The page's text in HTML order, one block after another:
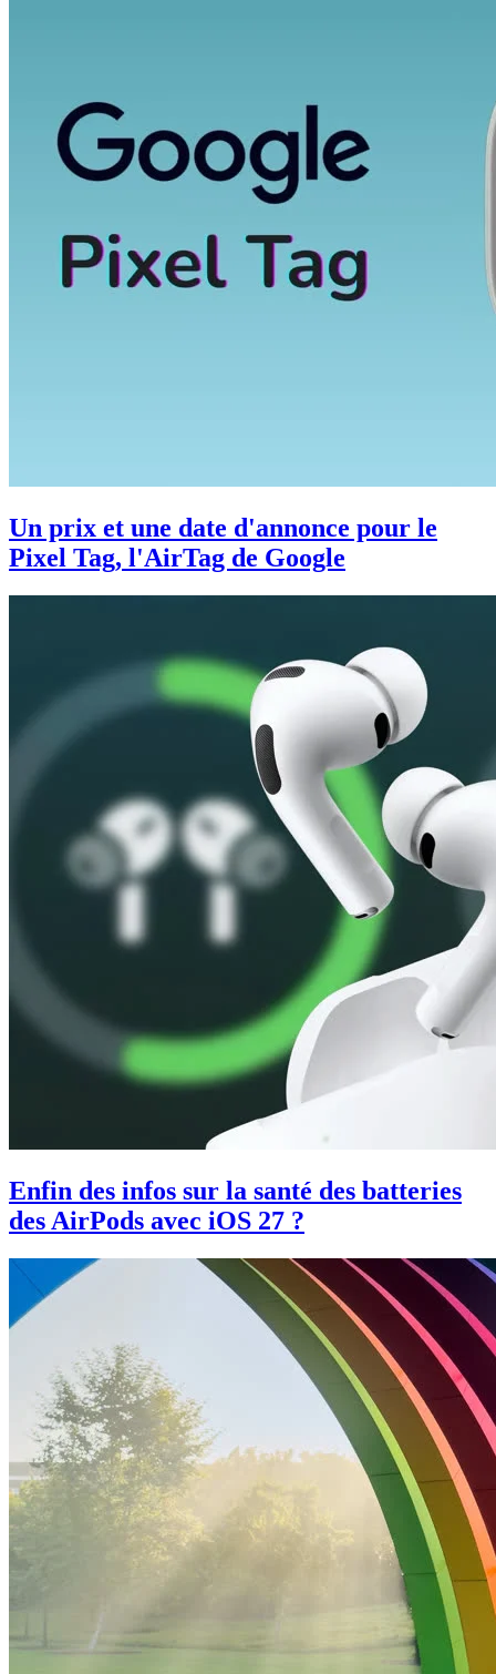
Un prix et une date d'annonce pour le
Pixel Tag, l'AirTag de Google
Enfin des infos sur la santé des batteries
des AirPods avec iOS 27 ?